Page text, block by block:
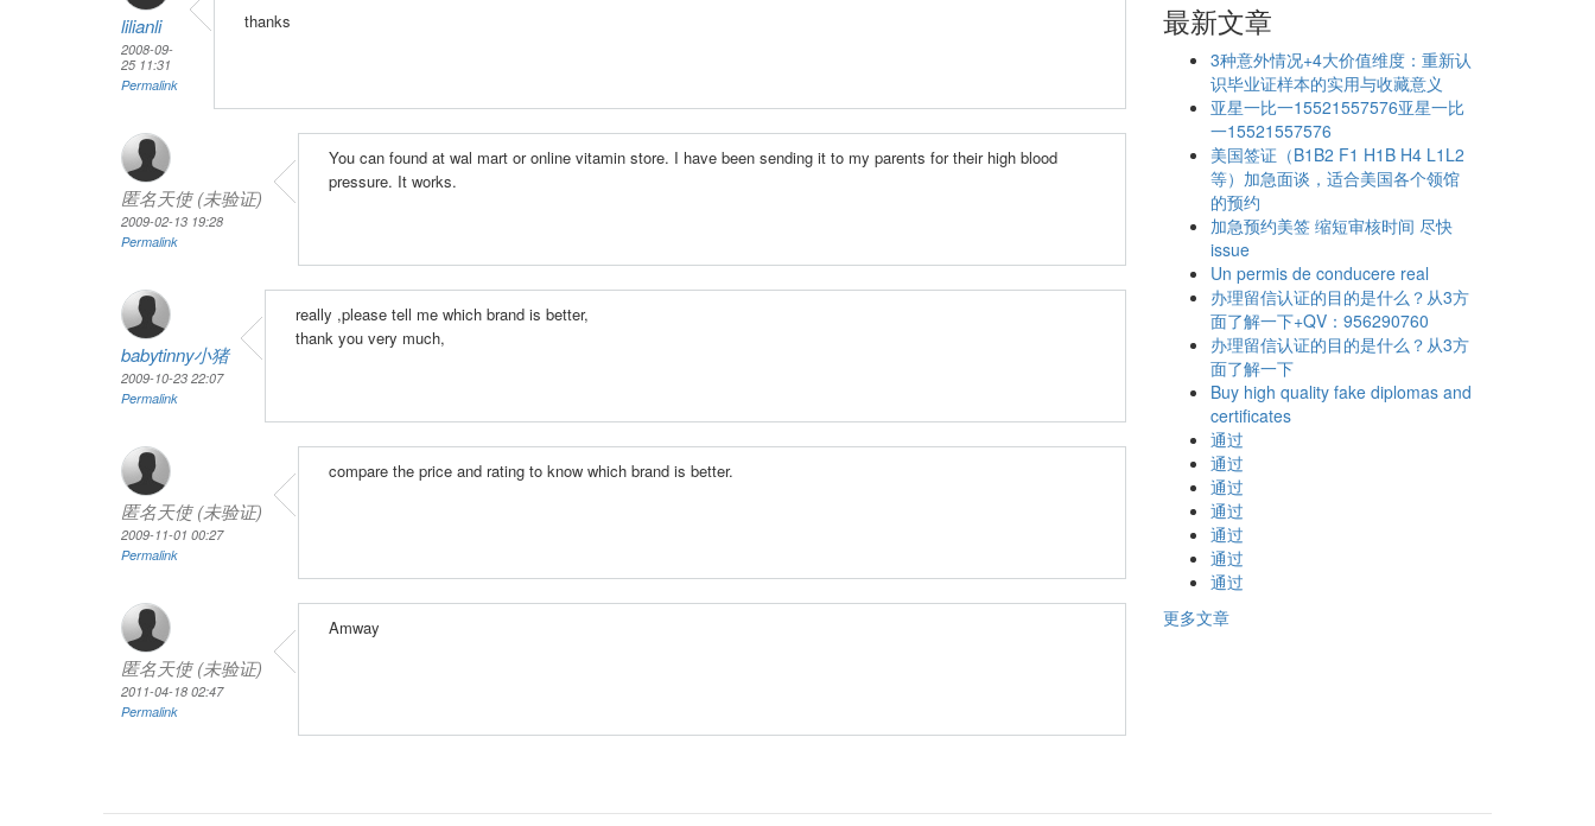
lilianli
2008-09-
25 11:31
Permalink
thanks
匿名天使 (未验证)
2009-02-13 19:28
Permalink
You can found at wal mart or online vitamin store. I have been sending it to my parents for their high blood
pressure. It works.
babytinny小猪
2009-10-23 22:07
Permalink
really ,please tell me which brand is better,
thank you very much,
匿名天使 (未验证)
2009-11-01 00:27
Permalink
compare the price and rating to know which brand is better.
匿名天使 (未验证)
2011-04-18 02:47
Permalink
Amway
最新文章
3种意外情况+4大价值维度：重新认
识毕业证样本的实用与收藏意义
亚星一比一15521557576亚星一比
一15521557576
美国签证（B1B2 F1 H1B H4 L1L2
等）加急面谈，适合美国各个领馆
的预约
加急预约美签 缩短审核时间 尽快
issue
Un permis de conducere real
办理留信认证的目的是什么？从3方
面了解一下+QV：956290760
办理留信认证的目的是什么？从3方
面了解一下
Buy high quality fake diplomas and
certificates
通过
通过
通过
通过
通过
通过
通过
更多文章